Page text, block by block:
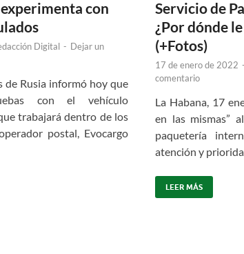
con
Digital - Dejar un
de Rusia informó hoy que
con el vehículo
trabajará dentro de los
postal, Evocargo
Servicio de
¿Por dónde
(+Fotos)
17 de enero de 2022 -
comentario
La Habana, 17
en las mismas”
paquetería
atención y
LEER MÁS